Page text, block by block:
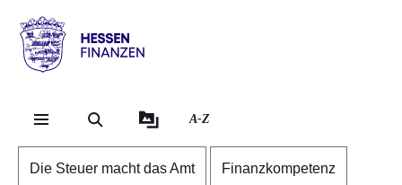
Hessen
Finanzen
A-Z
Die Steuer macht das Amt Finanzkompetenz